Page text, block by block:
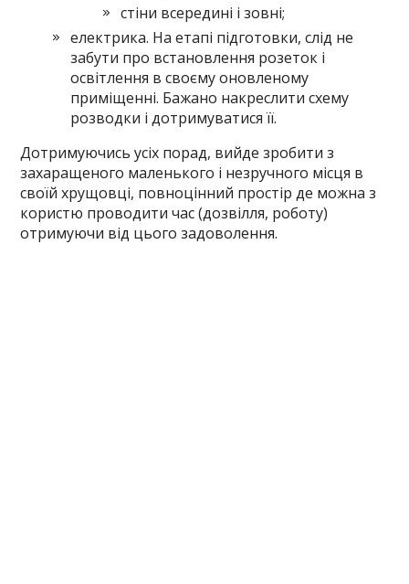
стіни всередині і зовні;
електрика. На етапі підготовки, слід не
забути про встановлення розеток і
освітлення в своєму оновленому
приміщенні. Бажано накреслити схему
розводки і дотримуватися її.
Дотримуючись усіх порад, вийде зробити з
захаращеного маленького і незручного місця в
своїй хрущовці, повноцінний простір де можна з
користю проводити час (дозвілля, роботу)
отримуючи від цього задоволення.